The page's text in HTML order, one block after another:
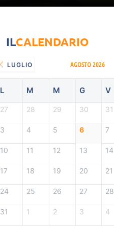
ILCALENDARIO
LUGLIO AGOSTO 2026
L M M G V
27 28 29 30 31
3 4 5 6 7
10 11 12 13 14
17 18 19 20 21
24 25 26 27 28
31 1 2 3 4